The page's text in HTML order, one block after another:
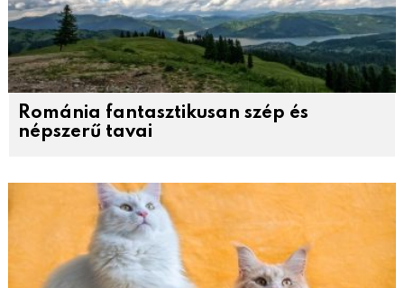
Románia fantasztikusan szép és
népszerű tavai